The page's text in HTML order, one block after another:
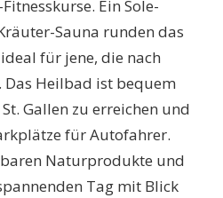
Ein Sole-
Sauna runden das
für jene, die nach
Das Heilbad ist bequem
Gallen zu erreichen und
für Autofahrer.
Naturprodukte und
Tag mit Blick